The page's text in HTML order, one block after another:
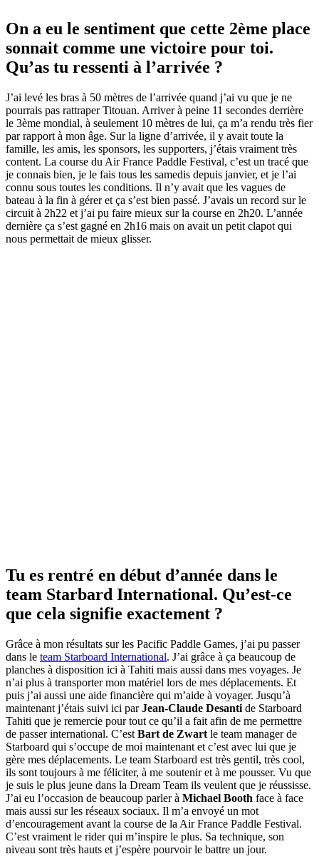
On a eu le sentiment que cette 2ème place
sonnait comme une victoire pour toi.
Qu’as tu ressenti à l’arrivée ?
J’ai levé les bras à 50 mètres de l’arrivée quand j’ai vu que je ne
pourrais pas rattraper Titouan. Arriver à peine 11 secondes derrière
le 3ème mondial, à seulement 10 mètres de lui, ça m’a rendu très fier
par rapport à mon âge. Sur la ligne d’arrivée, il y avait toute la
famille, les amis, les sponsors, les supporters, j’étais vraiment très
content. La course du Air France Paddle Festival, c’est un tracé que
je connais bien, je le fais tous les samedis depuis janvier, et je l’ai
connu sous toutes les conditions. Il n’y avait que les vagues de
bateau à la fin à gérer et ça s’est bien passé. J’avais un record sur le
circuit à 2h22 et j’ai pu faire mieux sur la course en 2h20. L’année
dernière ça s’est gagné en 2h16 mais on avait un petit clapot qui
nous permettait de mieux glisser.
Tu es rentré en début d’année dans le
team Starbard International. Qu’est-ce
que cela signifie exactement ?
Grâce à mon résultats sur les Pacific Paddle Games, j’ai pu passer
dans le team Starboard International. J’ai grâce à ça beaucoup de
planches à disposition ici à Tahiti mais aussi dans mes voyages. Je
n’ai plus à transporter mon matériel lors de mes déplacements. Et
puis j’ai aussi une aide financière qui m’aide à voyager. Jusqu’à
maintenant j’étais suivi ici parJean-Claude Desanti de Starboard
Tahiti que je remercie pour tout ce qu’il a fait afin de me permettre
de passer international. C’est Bart de Zwart le team manager de
Starboard qui s’occupe de moi maintenant et c’est avec lui que je
gère mes déplacements. Le team Starboard est très gentil, très cool,
ils sont toujours à me féliciter, à me soutenir et à me pousser. Vu que
je suis le plus jeune dans la Dream Team ils veulent que je réussisse.
J’ai eu l’occasion de beaucoup parler à Michael Booth face à face
mais aussi sur les réseaux sociaux. Il m’a envoyé un mot
d’encouragement avant la course de la Air France Paddle Festival.
C’est vraiment le rider qui m’inspire le plus. Sa technique, son
niveau sont très hauts et j’espère pourvoir le battre un jour.